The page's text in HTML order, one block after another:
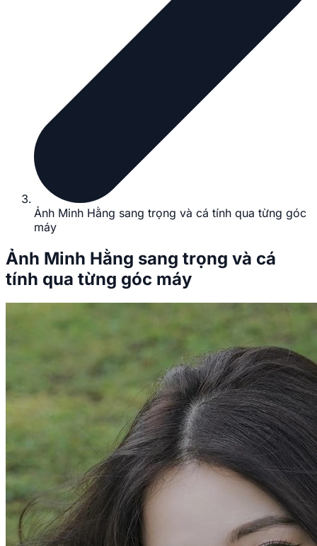
Ảnh Minh Hằng sang trọng và cá tính qua từng góc
máy
Ảnh Minh Hằng sang trọng và cá
tính qua từng góc máy